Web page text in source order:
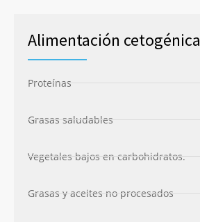
Alimentación cetogénica
Proteínas
Grasas saludables
Vegetales bajos en carbohidratos.
Grasas y aceites no procesados